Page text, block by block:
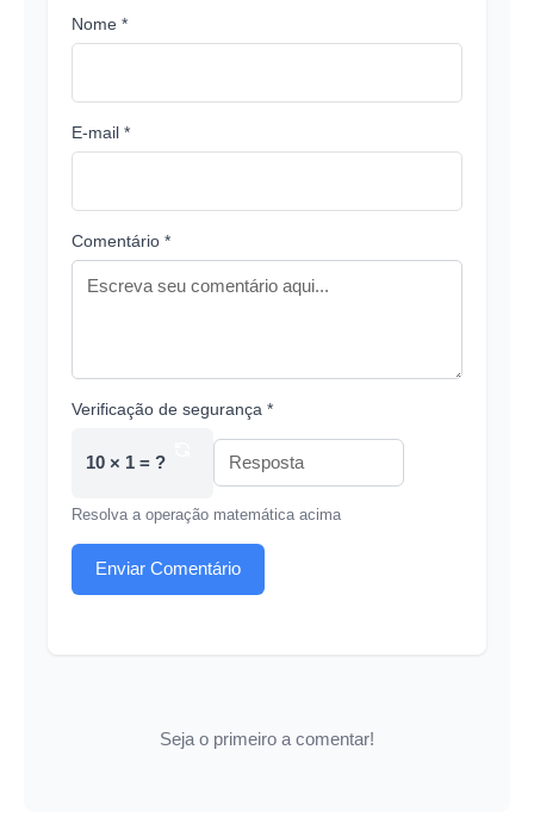
Nome *
E-mail *
Comentário *
Verificação de segurança *
10 × 1 = ?
Resolva a operação matemática acima
Enviar Comentário
Seja o primeiro a comentar!